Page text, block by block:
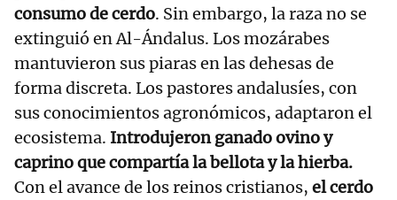
consumo de cerdo. Sin embargo, la raza no se
extinguió en Al-Ándalus. Los mozárabes
mantuvieron sus piaras en las dehesas de
forma discreta. Los pastores andalusíes, con
sus conocimientos agronómicos, adaptaron el
ecosistema. Introdujeron ganado ovino y
caprino que compartía la bellota y la hierba.
Con el avance de los reinos cristianos, el cerdo